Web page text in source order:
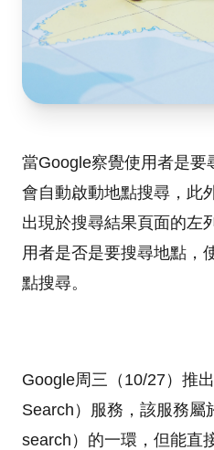
當Google察覺使用者是要
會自動啟動地點搜尋，此
出現於搜尋結果頁面的左
用者是否是要搜尋地點，
點搜尋。
Google周三（10/27）推
Search）服務，該服務屬
search）的一環，但能直